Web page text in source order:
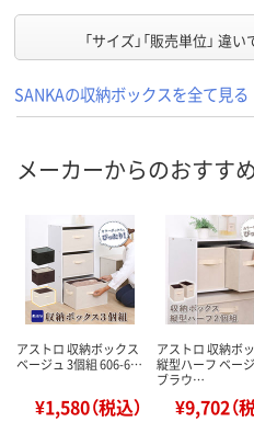
「サイズ」「販売単位」 違い
SANKAの収納ボックスを全て見る
メーカーからのおすす
アストロ 収納ボックス
ベージュ 3個組 606-6…
¥1,580（税込）
アストロ 収納ボ
縦型ハーフ ベー
ブラウ…
¥9,702（